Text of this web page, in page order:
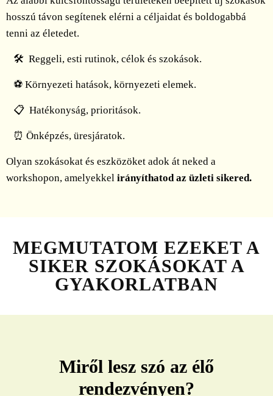
hosszú távon segítenek elérni a céljaidat és boldogabbá
tenni az életedet.
🛠 Reggeli, esti rutinok, célok és szokások.
⚽️ Környezeti hatások, környezeti elemek.
📋 Hatékonyság, prioritások.
⏰ Önképzés, üresjáratok.
Olyan szokásokat és eszközöket adok át neked a
workshopon, amelyekkel irányíthatod az üzleti sikered.
MEGMUTATOM EZEKET A
SIKER SZOKÁSOKAT A
GYAKORLATBAN
Miről lesz szó az élő
rendezvényen?